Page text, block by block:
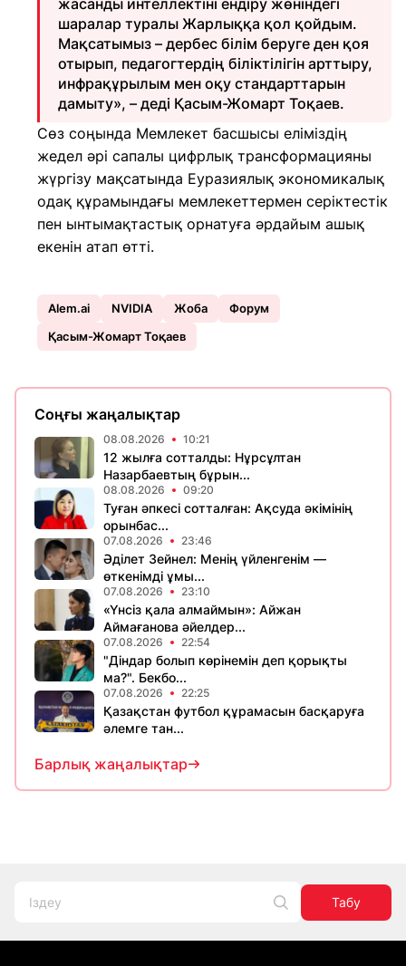
жасанды интеллектіні ендіру жөніндегі
шаралар туралы Жарлыққа қол қойдым.
Мақсатымыз – дербес білім беруге ден қоя
отырып, педагогтердің біліктілігін арттыру,
инфрақұрылым мен оқу стандарттарын
дамыту», – деді Қасым-Жомарт Тоқаев.
Сөз соңында Мемлекет басшысы еліміздің
жедел әрі сапалы цифрлық трансформацияны
жүргізу мақсатында Еуразиялық экономикалық
одақ құрамындағы мемлекеттермен серіктестік
пен ынтымақтастық орнатуға әрдайым ашық
екенін атап өтті.
Alem.ai NVIDIA Жоба
Форум
Қасым-Жомарт Тоқаев
Соңғы жаңалықтар
08.08.2026 10:21
12 жылға сотталды: Нұрсұлтан
Назарбаевтың бұрын...
08.08.2026 09:20
Туған әпкесі сотталған: Ақсуда әкімінің
орынбас...
07.08.2026 23:46
Әділет Зейнел: Менің үйленгенім —
өткенімді ұмы...
07.08.2026 23:10
«Үнсіз қала алмаймын»: Айжан
Аймағанова әйелдер...
07.08.2026 22:54
"Діндар болып көрінемін деп қорықты
ма?". Бекбо...
07.08.2026 22:25
Қазақстан футбол құрамасын басқаруға
әлемге тан...
Барлық жаңалықтар
Табу